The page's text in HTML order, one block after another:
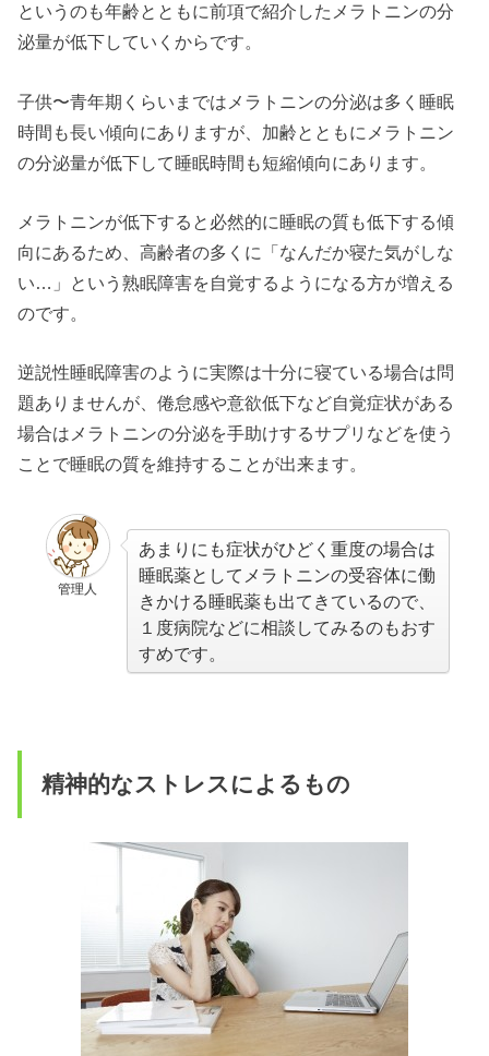
というのも年齢とともに前項で紹介したメラトニンの分
泌量が低下していくからです。
子供〜青年期くらいまではメラトニンの分泌は多く睡眠
時間も長い傾向にありますが、加齢とともにメラトニン
の分泌量が低下して睡眠時間も短縮傾向にあります。
メラトニンが低下すると必然的に睡眠の質も低下する傾
向にあるため、高齢者の多くに「なんだか寝た気がしな
い…」という熟眠障害を自覚するようになる方が増える
のです。
逆説性睡眠障害のように実際は十分に寝ている場合は問
題ありませんが、倦怠感や意欲低下など自覚症状がある
場合はメラトニンの分泌を手助けするサプリなどを使う
ことで睡眠の質を維持することが出来ます。
管理人
あまりにも症状がひどく重度の場合は
睡眠薬としてメラトニンの受容体に働
きかける睡眠薬も出てきているので、
１度病院などに相談してみるのもおす
すめです。
精神的なストレスによるもの